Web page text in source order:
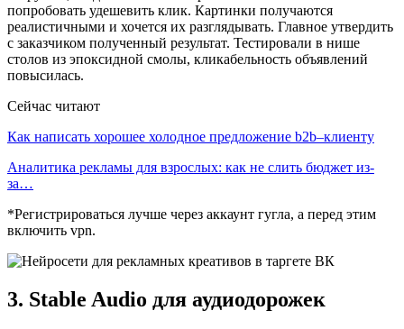
попробовать удешевить клик. Картинки получаются
реалистичными и хочется их разглядывать. Главное утвердить
с заказчиком полученный результат. Тестировали в нише
столов из эпоксидной смолы, кликабельность объявлений
повысилась.
Сейчас читают
Как написать хорошее холодное предложение b2b–клиенту
Аналитика рекламы для взрослых: как не слить бюджет из-
за…
*Регистрироваться лучше через аккаунт гугла, а перед этим
включить vpn.
3. Stable Audio для аудиодорожек